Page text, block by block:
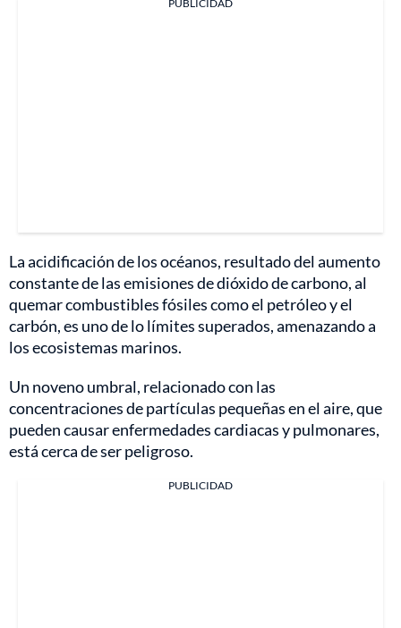
PUBLICIDAD
La acidificación de los océanos, resultado del aumento
constante de las emisiones de dióxido de carbono, al
quemar combustibles fósiles como el petróleo y el
carbón, es uno de lo límites superados, amenazando a
los ecosistemas marinos.
Un noveno umbral, relacionado con las
concentraciones de partículas pequeñas en el aire, que
pueden causar enfermedades cardiacas y pulmonares,
está cerca de ser peligroso.
PUBLICIDAD